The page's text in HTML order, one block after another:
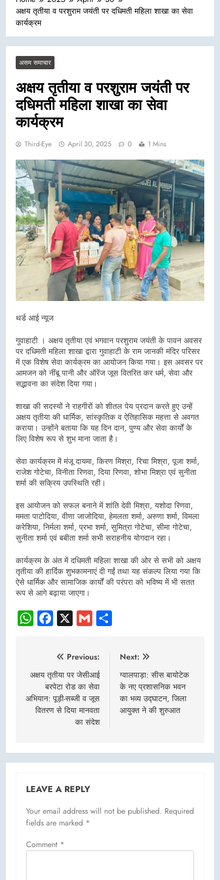
अक्षय तृतीया व परशुराम जयंती पर दधिमती महिला शाखा का सेवा
कार्यक्रम
असम समाचार
अक्षय तृतीया व परशुराम जयंती पर
दधिमती महिला शाखा का सेवा
कार्यक्रम
Third-Eye April 30, 2025 0 1 Mins
थर्ड आई न्यूज
गुवाहाटी । अक्षय तृतीया एवं भगवान परशुराम जयंती के पावन अवसर
पर दधिमती महिला शाखा द्वारा गुवाहाटी के राम जानकी मंदिर परिसर
में एक विशेष सेवा कार्यक्रम का आयोजन किया गया। इस अवसर पर
आमजन को नींबू पानी और ऑरेंज जूस वितरित कर धर्म, सेवा और
सद्भावना का संदेश दिया गया।
शाखा की सदस्यों ने राहगीरों को शीतल पेय प्रदान करते हुए उन्हें
अक्षय तृतीया की धार्मिक, सांस्कृतिक व ऐतिहासिक महत्ता से अवगत
कराया। उन्होंने बताया कि यह दिन दान, पुण्य और सेवा कार्यों के
लिए विशेष रूप से शुभ माना जाता है।
सेवा कार्यक्रम में मंजू दायमा, किरण मिश्रा, रिचा मिश्रा, पूजा शर्मा,
राजेश गोटेचा, विनीता रिणवा, दिया रिणवा, शोभा मिश्रा एवं सुनीता
शर्मा की सक्रिय उपस्थिति रही।
इस आयोजन को सफल बनाने में शांति देवी मिश्रा, यशोदा रिणवा,
ममता पाटोदिया, वीणा जाजोदिया, हेमलता शर्मा, अरुणा शर्मा, विमला
करेशिया, निर्मला शर्मा, प्रभा शर्मा, सुमित्रा गोटेचा, सीमा गोटेचा,
सुनीता शर्मा एवं बबीता शर्मा सभी सराहनीय योगदान रहा।
कार्यक्रम के अंत में दधिमती महिला शाखा की ओर से सभी को अक्षय
तृतीया की हार्दिक शुभकामनाएं दी गईं तथा यह संकल्प लिया गया कि
ऐसे धार्मिक और सामाजिक कार्यों की परंपरा को भविष्य में भी सतत
रूप से आगे बढ़ाया जाएगा।
WhatsApp
Facebook
X Gmail
navigation
Previous:
अक्षय तृतीया पर जेसीआई
बरपेटा रोड का सेवा
अभियान: पूड़ी-सब्जी व जूस
वितरण से दिया मानवता
का संदेश
Next:
ग्वालपाड़ा: सीस बायोटेक
के नए प्रशासनिक भवन
का भव्य उद्घाटन, जिला
आयुक्त ने की शुरुआत
LEAVE A REPLY
Your email address will not be published. Required
fields are marked *
Comment *